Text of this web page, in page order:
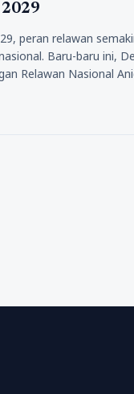
peran relawan
Baru-baru ini,
Relawan Nasional